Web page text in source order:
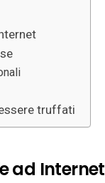
truffati
ad Internet